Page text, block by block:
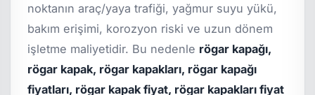
noktanın araç/yaya trafiği, yağmur suyu yükü,
bakım erişimi, korozyon riski ve uzun dönem
işletme maliyetidir. Bu nedenle rögar kapağı,
rögar kapak, rögar kapakları, rögar kapağı
fiyatları, rögar kapak fiyat, rögar kapakları fiyat